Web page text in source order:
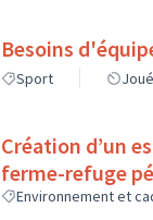
Besoins
Sport
Création d’un
ferme-refuge
Environnement et